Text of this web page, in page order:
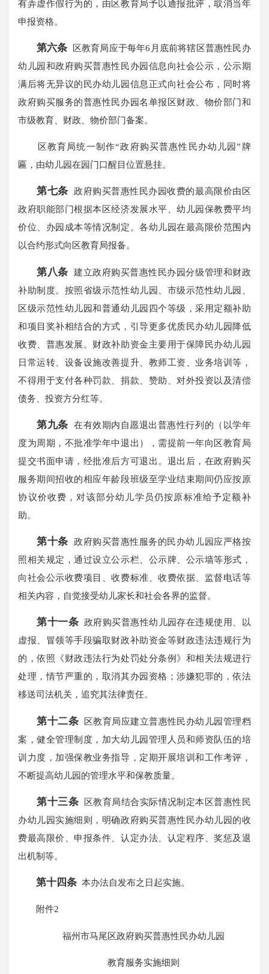
有弄虚作假行为的，由区教育局予以通报批评，取消当年
申报资格。
第六条 区教育局应于每年6月底前将辖区普惠性民办
幼儿园和政府购买普惠性民办园信息向社会公示，公示期
满后将无异议的民办幼儿园信息正式向社会公布，同时将
政府购买服务的普惠性民办园名单报区财政、物价部门和
市级教育、财政、物价部门备案。
区教育局统一制作“政府购买普惠性民办幼儿园”牌
匾，由幼儿园在园门口醒目位置悬挂。
第七条 政府购买普惠性民办园收费的最高限价由区
政府职能部门根据本区经济发展水平、幼儿园保教费平均
价位、办园成本等情况制定。各幼儿园在最高限价范围内
以合约形式向区教育局报备。
第八条 建立政府购买普惠性民办园分级管理和财政
补助制度。按照省级示范性幼儿园、市级示范性幼儿园、
区级示范性幼儿园和普通幼儿园四个等级，采用定额补助
和项目奖补相结合的方式，引导更多优质民办幼儿园降低
收费、普惠发展。财政补助资金主要用于保障民办幼儿园
日常运转、设备设施改善提升、教师工资、业务培训等，
不得用于支付各种罚款、捐款、赞助、对外投资以及清偿
债务、投资方分红等。
第九条在有效期内自愿退出普惠性行列的（以学年
度为周期，不批准学年中退出），需提前一年向区教育局
提交书面申请，经批准后方可退出。退出后，在政府购买
服务期间招收的相应年龄段班级至学业结束期间仍应按原
协议价收费，对该部分幼儿学员仍按原标准给予定额补
助。
第十条政府购买普惠性服务的民办幼儿园应严格按
照相关规定，通过设立公示栏、公示牌、公示墙等形式，
向社会公示收费项目、收费标准、收费依据、监督电话等
相关内容，自觉接受幼儿家长和社会各界的监督。
第十一条 政府购买普惠性幼儿园存在违规使用、以
虚报、冒领等手段骗取财政补助资金等财政违法违规行为
的，依照《财政违法行为处罚处分条例》和相关法规进行
处理，情节严重的，取消其办园资格；涉嫌犯罪的，依法
移送司法机关，追究其法律责任。
第十二条 区教育局应建立普惠性民办幼儿园管理档
案，健全管理制度，加大幼儿园管理人员和师资队伍的培
训力度，加强保教业务指导，定期开展培训和工作考评，
不断提高幼儿园的管理水平和保教质量。
第十三条 区教育局结合实际情况制定本区普惠性民
办幼儿园实施细则，明确政府购买普惠性民办幼儿园的收
费最高限价、申报条件、认定办法、认定程序、奖惩及退
出机制等。
第十四条 本办法自发布之日起实施。
附件2
福州市马尾区政府购买普惠性民办幼儿园
教育服务实施细则